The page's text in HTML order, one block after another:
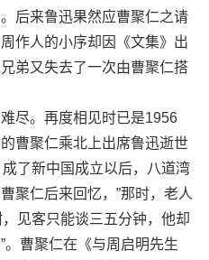
后来鲁迅果然应曹聚仁之请
作人的小序却因《文集》出
弟又失去了一次由曹聚仁搭
。再度相见时已是1956
曹聚仁乘北上出席鲁迅逝世
了新中国成立以后，八道湾
聚仁后来回忆，”那时，老人
见客只能谈三五分钟，他却
。曹聚仁在《与周启明先生